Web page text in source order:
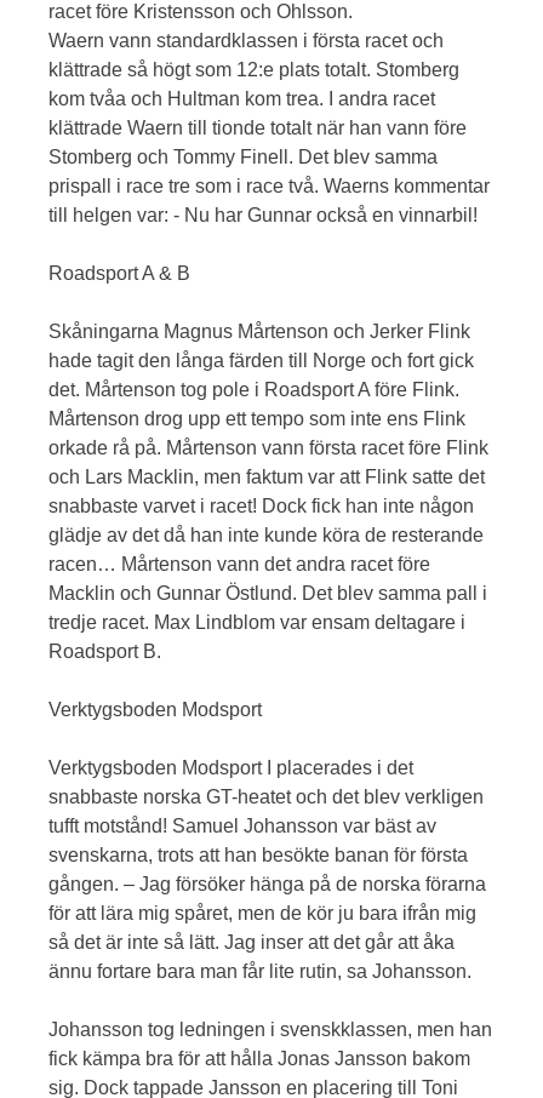
racet före Kristensson och Ohlsson.
Waern vann standardklassen i första racet och
klättrade så högt som 12:e plats totalt. Stomberg
kom tvåa och Hultman kom trea. I andra racet
klättrade Waern till tionde totalt när han vann före
Stomberg och Tommy Finell. Det blev samma
prispall i race tre som i race två. Waerns kommentar
till helgen var: - Nu har Gunnar också en vinnarbil!
Roadsport A & B
Skåningarna Magnus Mårtenson och Jerker Flink
hade tagit den långa färden till Norge och fort gick
det. Mårtenson tog pole i Roadsport A före Flink.
Mårtenson drog upp ett tempo som inte ens Flink
orkade rå på. Mårtenson vann första racet före Flink
och Lars Macklin, men faktum var att Flink satte det
snabbaste varvet i racet! Dock fick han inte någon
glädje av det då han inte kunde köra de resterande
racen… Mårtenson vann det andra racet före
Macklin och Gunnar Östlund. Det blev samma pall i
tredje racet. Max Lindblom var ensam deltagare i
Roadsport B.
Verktygsboden Modsport
Verktygsboden Modsport I placerades i det
snabbaste norska GT-heatet och det blev verkligen
tufft motstånd! Samuel Johansson var bäst av
svenskarna, trots att han besökte banan för första
gången. – Jag försöker hänga på de norska förarna
för att lära mig spåret, men de kör ju bara ifrån mig
så det är inte så lätt. Jag inser att det går att åka
ännu fortare bara man får lite rutin, sa Johansson.
Johansson tog ledningen i svenskklassen, men han
fick kämpa bra för att hålla Jonas Jansson bakom
sig. Dock tappade Jansson en placering till Toni